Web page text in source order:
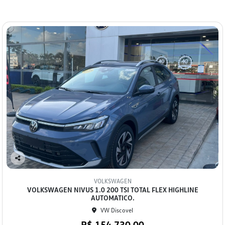
Co
VOLKSWAGEN
VOLKSWAGEN NIVUS 1.0 200 TSI TOTAL FLEX HIGHLINE
AUTOMATICO.
VW Discovel